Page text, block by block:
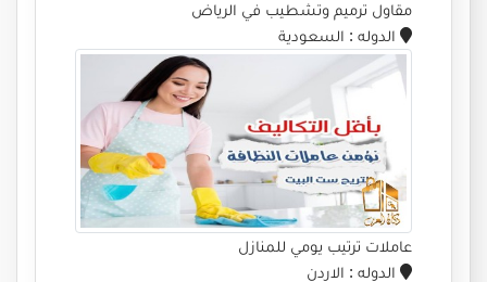
مقاول ترميم وتشطيب في الرياض
الدوله: السعودية
عاملات ترتيب يومي للمنازل
الدوله: الاردن